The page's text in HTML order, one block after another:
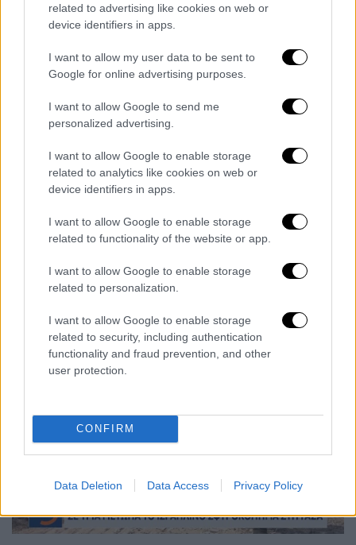
related to advertising like cookies on web or
device identifiers in apps.
I want to allow my user data to be sent to
Google for online advertising purposes.
I want to allow Google to send me
personalized advertising.
I want to allow Google to enable storage
related to analytics like cookies on web or
device identifiers in apps.
I want to allow Google to enable storage
related to functionality of the website or app.
I want to allow Google to enable storage
related to personalization.
I want to allow Google to enable storage
related to security, including authentication
functionality and fraud prevention, and other
user protection.
CONFIRM
Data Deletion Data Access Privacy Policy
ισραηλινό υπουργείο Επικοινωνιών
APφωτογραφίζουν συχνά τη
Λωρίδα της
Γάζαςαπό το μπαλκόνι ενός σπιτιού στην
Σντερότ», στις παρυφές του παλαιστινιακού
εδάφους, «εστιάζοντας συν τοις άλλοις στις
στρατιωτών και στο μέρος όπου
βρίσκονται».
Υπενθυμίζεται ότι η στρατιωτική
λογοκρισία τουΙσραήλαπαγορεύει τη
δημοσίευση εικόνων ή πληροφοριών που θα
μπορούσαν να καταστήσουν δυνατό τον
στρατιωτικών εγκαταστάσεων.
video